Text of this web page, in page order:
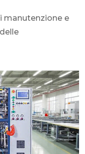
manutenzione e